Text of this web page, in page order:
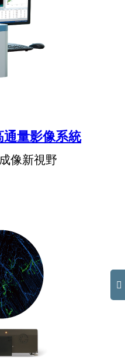
量影像系統
像新視野